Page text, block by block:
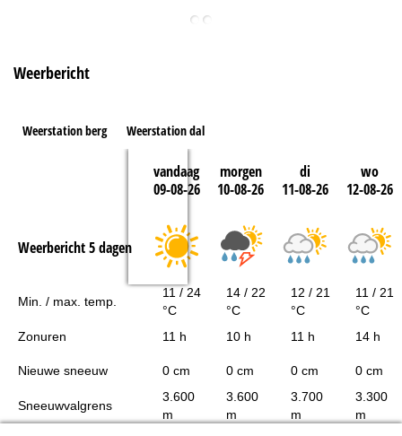
Weerbericht
Weerstation berg Weerstation dal
vandaag
09-08-26
morgen
10-08-26
di
11-08-26
wo
12-08-26
Weerbericht 5 dagen
Min. / max. temp.
11 / 24
°C
14 / 22
°C
12 / 21
°C
11 / 21
°C
Zonuren
11 h 10 h 11 h 14 h
Nieuwe sneeuw 0 cm 0 cm 0 cm 0 cm
Sneeuwvalgrens
3.600
m
3.600
m
3.700
m
3.300
m